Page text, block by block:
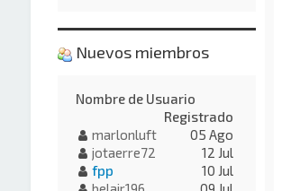
Nuevos miembros
Nombre de Usuario
Registrado
marlonluft
05 Ago
jotaerre72
12 Jul
fpp
10 Jul